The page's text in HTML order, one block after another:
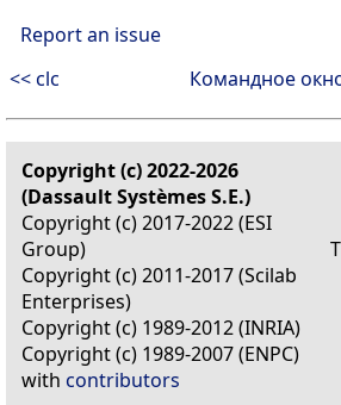
Report an issue
<< clc
Командное
Copyright (c) 2022-2026
(Dassault Systèmes S.E.)
Copyright (c) 2017-2022 (ESI
Group)
Copyright (c) 2011-2017 (Scilab
Enterprises)
Copyright (c) 1989-2012 (INRIA)
Copyright (c) 1989-2007 (ENPC)
with contributors